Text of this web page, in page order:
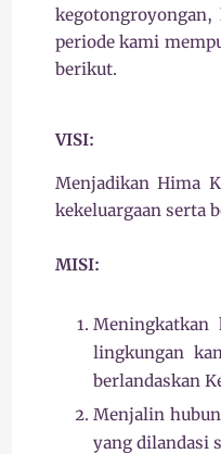
kegotongroyongan,
periode kami
berikut.
VISI:
Menjadikan Hima
kekeluargaan serta
MISI:
Meningkatkan
lingkungan
berlandaskan
Menjalin
yang dilandasi